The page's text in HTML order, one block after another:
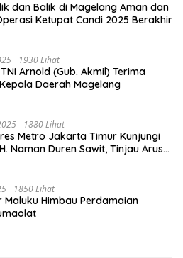
dan Balik di Magelang Aman dan
Ketupat Candi 2025 Berakhir
1930 Lihat
Arnold (Gub. Akmil) Terima
Daerah Magelang
1880 Lihat
Metro Jakarta Timur Kunjungi
Naman Duren Sawit, Tinjau Arus
1850 Lihat
Maluku Himbau Perdamaian